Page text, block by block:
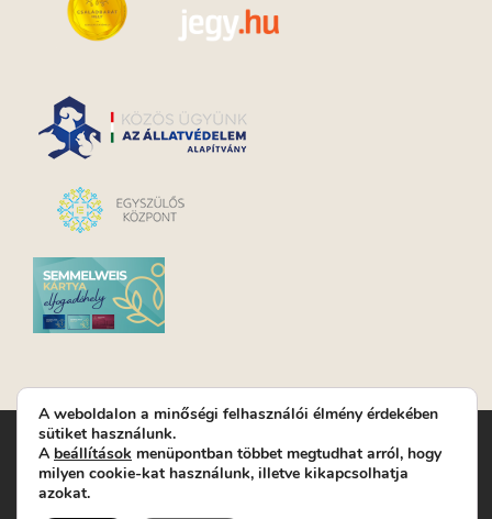
Turay Ida Színház Közhasznú Nonprofit Kft. | Működési
helyszín: Turay Ida Színház 1089 Budapest, Kálvária tér 6. |
Levelezési cím: 1089 Budapest, Kálvária tér 14. | Titkárság:
A weboldalon a minőségi felhasználói élmény érdekében
sütiket használunk.
A beállítások menüpontban többet megtudhat arról, hogy
milyen cookie-kat használunk, illetve kikapcsolhatja
azokat.